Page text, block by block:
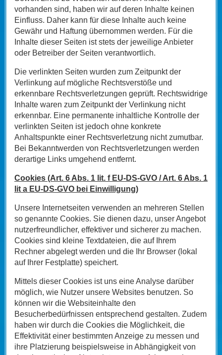
vorhanden sind, haben wir auf deren Inhalte keinen
Einfluss. Daher kann für diese Inhalte auch keine
Gewähr und Haftung übernommen werden. Für die
Inhalte dieser Seiten ist stets der jeweilige Anbieter
oder Betreiber der Seiten verantwortlich.
Die verlinkten Seiten wurden zum Zeitpunkt der
Verlinkung auf mögliche Rechtsverstöße und
erkennbare Rechtsverletzungen geprüft. Rechtswidrige
Inhalte waren zum Zeitpunkt der Verlinkung nicht
erkennbar. Eine permanente inhaltliche Kontrolle der
verlinkten Seiten ist jedoch ohne konkrete
Anhaltspunkte einer Rechtsverletzung nicht zumutbar.
Bei Bekanntwerden von Rechtsverletzungen werden
derartige Links umgehend entfernt.
Cookies (Art. 6 Abs. 1 lit. f EU-DS-GVO / Art. 6 Abs. 1
lit a EU-DS-GVO bei Einwilligung)
Unsere Internetseiten verwenden an mehreren Stellen
so genannte Cookies. Sie dienen dazu, unser Angebot
nutzerfreundlicher, effektiver und sicherer zu machen.
Cookies sind kleine Textdateien, die auf Ihrem
Rechner abgelegt werden und die Ihr Browser (lokal
auf Ihrer Festplatte) speichert.
Mittels dieser Cookies ist uns eine Analyse darüber
möglich, wie Nutzer unsere Websites benutzen. So
können wir die Websiteinhalte den
Besucherbedürfnissen entsprechend gestalten. Zudem
haben wir durch die Cookies die Möglichkeit, die
Effektivität einer bestimmten Anzeige zu messen und
ihre Platzierung beispielsweise in Abhängigkeit von